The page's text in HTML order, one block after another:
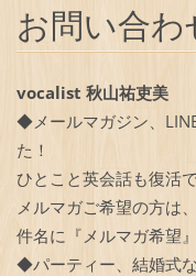
お問い合わ
vocalist 秋山祐吏美
◆メールマガジン、
た！
ひとこと英会話も復活で
メルマガご希望の方は、
件名に『メルマガ希望
◆パーティー、結婚式